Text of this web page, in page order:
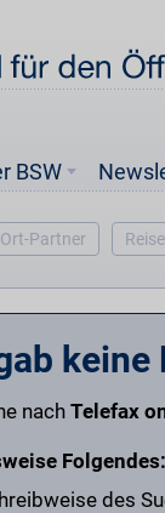
BSW
Partner
keine
nach Telefax
Folgendes:
des